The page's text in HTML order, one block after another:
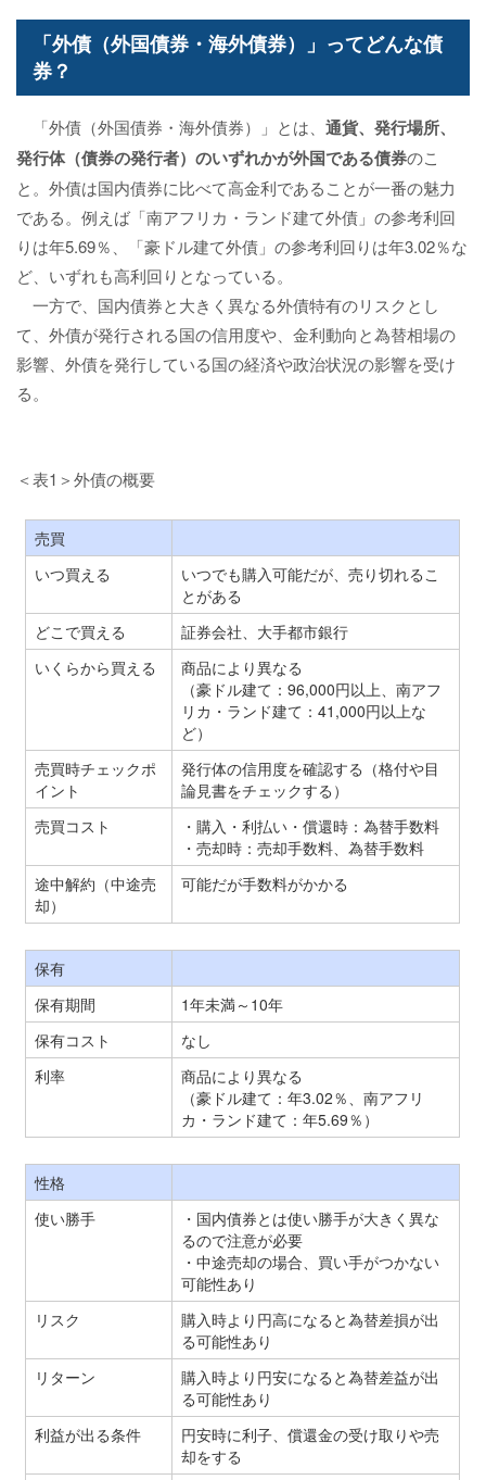
「外債（外国債券・海外債券）」ってどんな債
券？
「外債（外国債券・海外債券）」とは、 通貨、発行場所、
発行体（債券の発行者）のいずれかが外国である債券のこ
と。外債は国内債券に比べて高金利であることが一番の魅力
である。例えば「南アフリカ・ランド建て外債」の参考利回
りは年5.69％、「豪ドル建て外債」の参考利回りは年3.02％な
ど、いずれも高利回りとなっている。
一方で、国内債券と大きく異なる外債特有のリスクとし
て、外債が発行される国の信用度や、金利動向と為替相場の
影響、外債を発行している国の経済や政治状況の影響を受け
る。
＜表1＞外債の概要
売買
いつ買える
いつでも購入可能だが、売り切れるこ
とがある
どこで買える
証券会社、大手都市銀行
いくらから買える
商品により異なる
（豪ドル建て：96,000円以上、南アフ
リカ・ランド建て：41,000円以上な
ど）
売買時チェックポ
イント
発行体の信用度を確認する（格付や目
論見書をチェックする）
売買コスト
・購入・利払い・償還時：為替手数料
・売却時：売却手数料、為替手数料
途中解約（中途売
却）
可能だが手数料がかかる
保有
保有期間
1年未満～10年
保有コスト
なし
利率
商品により異なる
（豪ドル建て：年3.02％、南アフリ
カ・ランド建て：年5.69％）
性格
使い勝手
・国内債券とは使い勝手が大きく異な
るので注意が必要
・中途売却の場合、買い手がつかない
可能性あり
リスク
購入時より円高になると為替差損が出
る可能性あり
リターン
購入時より円安になると為替差益が出
る可能性あり
利益が出る条件
円安時に利子、償還金の受け取りや売
却をする